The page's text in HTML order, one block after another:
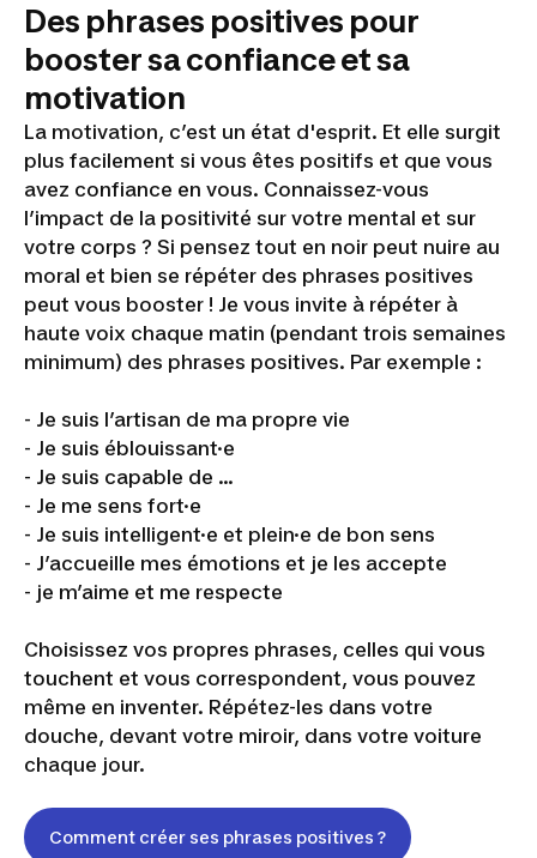
Des phrases positives pour
booster sa confiance et sa
motivation
La motivation, c’est un état d'esprit. Et elle surgit
plus facilement si vous êtes positifs et que vous
avez confiance en vous. Connaissez-vous
l’impact de la positivité sur votre mental et sur
votre corps ? Si pensez tout en noir peut nuire au
moral et bien se répéter des phrases positives
peut vous booster ! Je vous invite à répéter à
haute voix chaque matin (pendant trois semaines
minimum) des phrases positives. Par exemple :
- Je suis l’artisan de ma propre vie
- Je suis éblouissant·e
- Je suis capable de …
- Je me sens fort·e
- Je suis intelligent·e et plein·e de bon sens
- J’accueille mes émotions et je les accepte
- je m’aime et me respecte
Choisissez vos propres phrases, celles qui vous
touchent et vous correspondent, vous pouvez
même en inventer. Répétez-les dans votre
douche, devant votre miroir, dans votre voiture
chaque jour.
Comment créer ses phrases positives ?